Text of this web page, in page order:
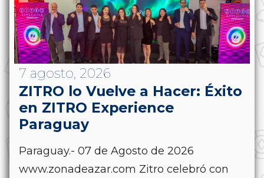
7 agosto, 2026
ZITRO lo Vuelve a Hacer: Éxito
en ZITRO Experience
Paraguay
Paraguay.- 07 de Agosto de 2026
www.zonadeazar.com Zitro celebró con